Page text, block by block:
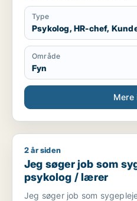
skills and put them to use.
education in Psychology
working with children and
have developed great
multitasking, and problem-
Type
Psykolog, HR-chef,
Område
Fyn
Mere
Jeg søger job som
2 år siden
Jeg søger job som
psykolog / lærer
Jeg søger job som